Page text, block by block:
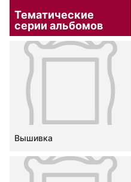
Тематические
серии альбомов
Вышивка